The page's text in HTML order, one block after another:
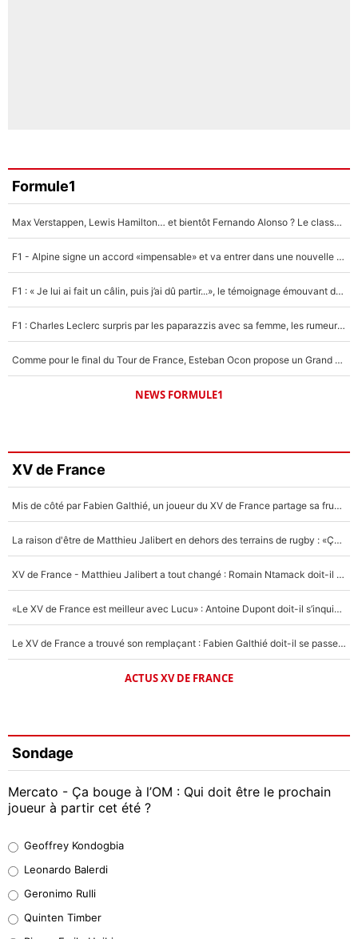
Formule1
Max Verstappen, Lewis Hamilton… et bientôt Fernando Alonso ? Le classement des pilotes les mieux payés en Formule 1 risque de changer !
F1 - Alpine signe un accord «impensable» et va entrer dans une nouvelle dimension : Grande nouvelle pour Pierre Gasly !
F1 : « Je lui ai fait un câlin, puis j’ai dû partir...», le témoignage émouvant de Max Verstappen sur sa fille
F1 : Charles Leclerc surpris par les paparazzis avec sa femme, les rumeurs étaient vraies !
Comme pour le final du Tour de France, Esteban Ocon propose un Grand Prix de Formule 1 à Paris : «Autour de l’Arc de Triomphe, ce serait génial» !
NEWS FORMULE1
XV de France
Mis de côté par Fabien Galthié, un joueur du XV de France partage sa frustration : «ils ne me l’ont pas dit tout de suite»
La raison d'être de Matthieu Jalibert en dehors des terrains de rugby : «Ça m'atteint autant que si tu touches à un membre de ma famille»
XV de France - Matthieu Jalibert a tout changé : Romain Ntamack doit-il s’inquiéter pour sa place à un an de la Coupe du monde ?
«Le XV de France est meilleur avec Lucu» : Antoine Dupont doit-il s’inquiéter pour sa place ?
Le XV de France a trouvé son remplaçant : Fabien Galthié doit-il se passer d'Antoine Dupont ?
ACTUS XV DE FRANCE
Sondage
Mercato - Ça bouge à l’OM : Qui doit être le prochain
joueur à partir cet été ?
38%
32%
Geoffrey Kondogbia
Leonardo Balerdi
Geronimo Rulli
Quinten Timber